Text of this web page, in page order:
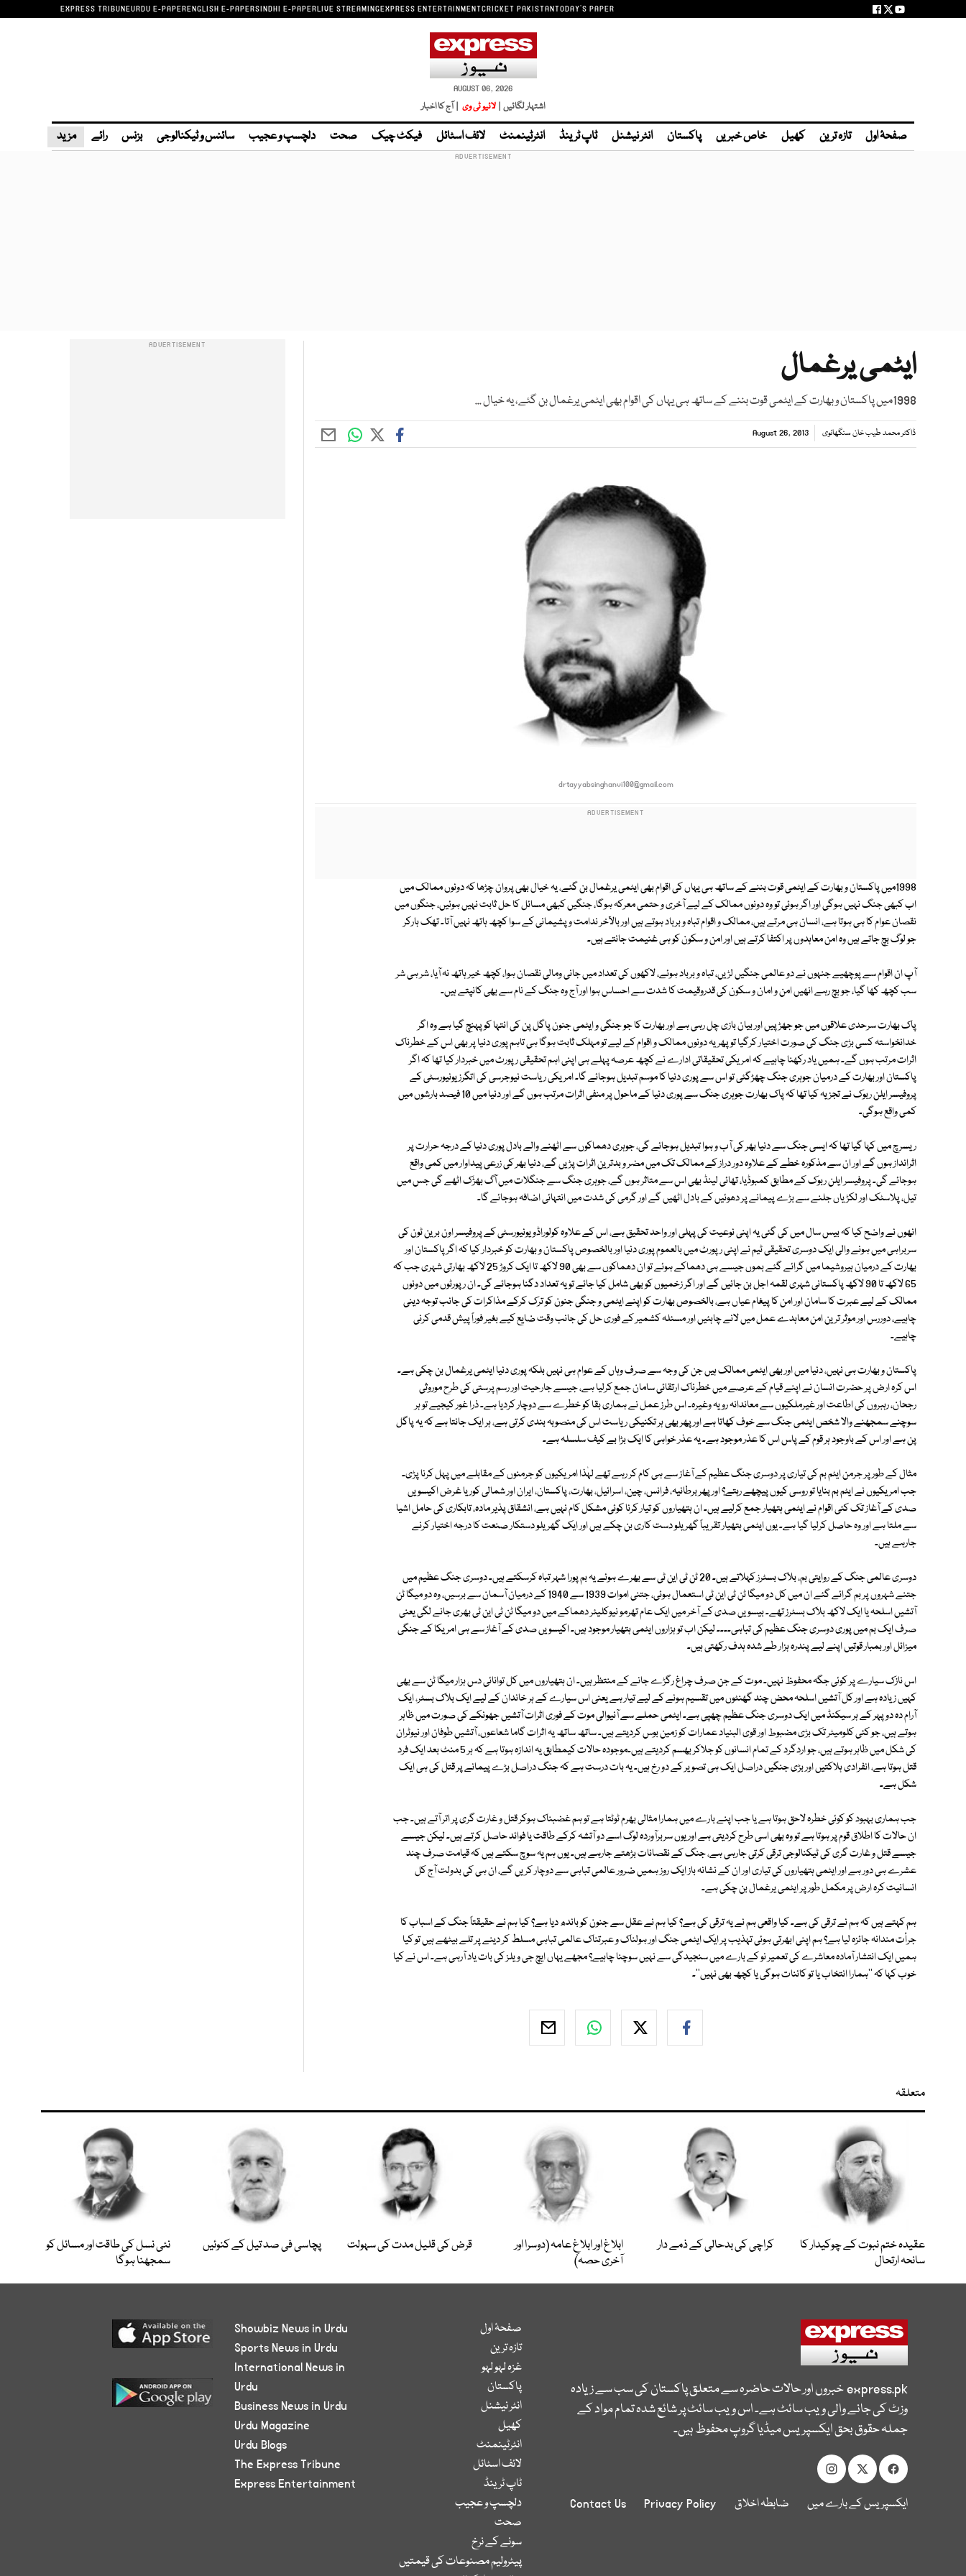
EXPRESS TRIBUNEURDU E-PAPERENGLISH E-PAPERSINDHI E-PAPERLIVE STREAMINGEXPRESS ENTERTAINMENTCRICKET PAKISTANTODAY'S PAPER
AUGUST 06, 2026
اشتہار لگائیں | لائیو ٹی وی | آج کا اخبار
صفحۂ اول تازہ ترین کھیل خاص خبریں پاکستان انٹر نیشنل ٹاپ ٹرینڈ انٹرٹینمنٹ لائف اسٹائل فیکٹ چیک صحت دلچسپ و عجیب سائنس و ٹیکنالوجی بزنس رائے مزید
ایٹمی یرغمال
1998میں پاکستان و بھارت کے ایٹمی قوت بننے کے ساتھ ہی یہاں کی اقوام بھی ایٹمی یرغمال بن گئے، یہ خیال ...
ڈاکٹر محمد طیب خان سنگھانوی August 26, 2013
drtayyabsinghanvi100@gmail.com
1998میں پاکستان و بھارت کے ایٹمی قوت بننے کے ساتھ ہی یہاں کی اقوام بھی ایٹمی یرغمال بن گئے، یہ خیال بھی پروان چڑھا کہ دونوں ممالک میں
اب کبھی جنگ نہیں ہوگی اور اگر ہوئی تو وہ دونوں ممالک کے لیے آخری و حتمی معرکہ ہوگا، جنگیں کبھی مسائل کا حل ثابت نہیں ہوئیں، جنگوں میں
نقصان عوام کا ہی ہوتا ہے، انسان ہی مرتے ہیں، ممالک و اقوام تباہ و برباد ہوتے ہیں اور بالآخر ندامت و پشیمانی کے سوا کچھ ہاتھ نہیں آتا۔ تھک ہارکر
جو لوگ بچ جاتے ہیں وہ امن معاہدوں پر اکتفا کرتے ہیں اور امن و سکون کو ہی غنیمت جانتے ہیں۔
آپ ان اقوام سے پوچھیے جنہوں نے دو عالمی جنگیں لڑیں، تباہ و برباد ہوئے، لاکھوں کی تعداد میں جانی ومالی نقصان ہوا، کچھ خیر ہاتھ نہ آیا، شر ہی شر
سب کچھ کھا گیا، جو بچ رہے انھیں امن و امان و سکون کی قدروقیمت کا شدت سے احساس ہوا اور آج وہ جنگ کے نام سے بھی کانپتے ہیں۔
پاک بھارت سرحدی علاقوں میں جو جھڑپیں اور بیان بازی چل رہی ہے اور بھارت کا جو جنگی و ایٹمی جنون پاگل پن کی انتہا کو پہنچ گیا ہے وہ اگر
خدانخواستہ کسی بڑی جنگ کی صورت اختیار کرگیا تو پھر یہ دونوں ممالک و اقوام کے لیے تو مہلک ثابت ہوگا ہی تاہم پوری دنیا پر بھی اس کے خطرناک
اثرات مرتب ہوں گے۔ ہمیں یاد رکھنا چاہیے کہ امریکی تحقیقاتی ادارے نے کچھ عرصہ پہلے ہی اپنی اہم تحقیقی رپورٹ میں خبردار کیا تھا کہ اگر
پاکستان اور بھارت کے درمیان جوہری جنگ چھڑگئی تو اس سے پوری دنیا کا موسم تبدیل ہوجائے گا۔ امریکی ریاست نیوجرسی کی اتگرز یونیورسٹی کے
پروفیسر ایلن ربوک نے تجزیہ کیا تھا کہ پاک بھارت جوہری جنگ سے پوری دنیا کے ماحول پر منفی اثرات مرتب ہوں گے اور دنیا میں 10 فیصد بارشوں میں
کمی واقع ہوگی۔
ریسرچ میں کہا گیا تھا کہ ایسی جنگ سے دنیا بھر کی آب و ہوا تبدیل ہوجائے گی، جوہری دھماکوں سے اٹھنے والے بادل پوری دنیا کے درجہ حرارت پر
اثرانداز ہوں گے اور ان سے مذکورہ خطے کے علاوہ دور دراز کے ممالک تک میں مضر و بدترین اثرات پڑیں گے، دنیا بھر کی زرعی پیداوار میں کمی واقع
ہوجائے گی۔ پروفیسر ایلن ربوک کے مطابق کمبوڈیا، تھائی لینڈ بھی اس سے متاثر ہوں گے، جوہری جنگ سے جنگلات میں آگ بھڑک اٹھے گی جس میں
تیل، پلاسٹک اور لکڑیاں جلنے سے بڑے پیمانے پر دھوئیں کے بادل اٹھیں گے اور گرمی کی شدت میں انتہائی اضافہ ہوجائے گا۔
انھوں نے واضح کیا کہ بیس سال میں کی گئی یہ اپنی نوعیت کی پہلی اور واحد تحقیق ہے، اس کے علاوہ کولوراڈو یونیورسٹی کے پروفیسر اون برین ٹون کی
سربراہی میں ہونے والی ایک دوسری تحقیقی ٹیم نے اپنی رپورٹ میں بالعموم پوری دنیا اور بالخصوص پاکستان و بھارت کو خبردار کیا کہ اگر پاکستان اور
بھارت کے درمیان ہیروشیما میں گرائے گئے بموں جیسے ہی دھماکے ہوئے تو ان دھماکوں سے بھی 90 لاکھ تا ایک کروڑ 25 لاکھ بھارتی شہری جب کہ
65 لاکھ تا 90 لاکھ پاکستانی شہری لقمہ اجل بن جائیں گے اور اگر زخمیوں کو بھی شامل کیا جائے تو یہ تعداد دگنا ہوجائے گی۔ ان رپورٹوں میں دونوں
ممالک کے لیے عبرت کا سامان اور امن کا پیغام عیاں ہے، بالخصوص بھارت کو اپنے ایٹمی و جنگی جنون کو ترک کرکے مذاکرات کی جانب توجہ دینی
چاہیے، دوررس اور موثر ترین امن معاہدے عمل میں لانے چاہئیں اور مسئلہ کشمیر کے فوری حل کی جانب وقت ضایع کیے بغیر فوراً پیش قدمی کرنی
چاہیے۔
پاکستان و بھارت ہی نہیں، دنیا میں اور بھی ایٹمی ممالک ہیں جن کی وجہ سے صرف وہاں کے عوام ہی نہیں بلکہ پوری دنیا ایٹمی یرغمال بن چکی ہے۔
اس کرہ ارض پر حضرت انسان نے اپنے قیام کے عرصے میں خطرناک ارتقائی سامان جمع کرلیا ہے، جیسے جارحیت اور رسم پرستی کی طرح موروثی
رجحان، رہبروں کی اطاعت اور غیرملکیوں سے معاندانہ رویہ وغیرہ۔ اس طرز عمل نے ہماری بقا کو خطرے سے دوچار کردیا ہے۔ ذرا غور کیجیے تو ہر
سوچنے سمجھنے والا شخص ایٹمی جنگ سے خوف کھاتا ہے اور پھر بھی ہر تکنیکی ریاست اس کی منصوبہ بندی کرتی ہے، ہر ایک جانتا ہے کہ یہ پاگل
پن ہے اور اس کے باوجود ہر قوم کے پاس اس کا عذر موجود ہے۔ یہ عذر خواہی کا ایک بڑا بے کیف سلسلہ ہے۔
مثال کے طور پر جرمن ایٹم بم کی تیاری پر دوسری جنگ عظیم کے آغاز سے ہی کام کر رہے تھے لہٰذا امریکیوں کو جرمنوں کے مقابلے میں پہل کرنا پڑی۔
جب امریکیوں نے ایٹم بم بنایا تو روسی کیوں پیچھے رہتے؟ اور پھر برطانیہ، فرانس، چین، اسرائیل، بھارت، پاکستان، ایران اور شمالی کوریا غرض اکیسویں
صدی کے آغاز تک کئی اقوام نے ایٹمی ہتھیار جمع کرلیے ہیں۔ ان ہتھیاروں کو تیار کرنا کوئی مشکل کام نہیں ہے، انشقاق پذیر مادہ، تابکاری کی حامل اشیا
سے ملتا ہے اور وہ حاصل کرلیا گیا ہے۔ یوں ایٹمی ہتھیار تقریباً گھریلو دست کاری بن چکے ہیں اور ایک گھریلو دستکار صنعت کا درجہ اختیار کرنے
جارہے ہیں۔
دوسری عالمی جنگ کے روایتی بم، بلاک بسٹرز کہلاتے ہیں۔ 20 ٹن ٹی این ٹی سے بھرے ہوئے یہ بم پورا شہر تباہ کرسکتے ہیں۔ دوسری جنگ عظیم میں
جتنے شہروں پر بم گرائے گئے ان میں کل دو میگا ٹن ٹی این ٹی استعمال ہوئی، جتنی اموات 1939 سے 1940 کے درمیان آسمان سے برسیں، وہ دو میگا ٹن
آتشیں اسلحہ یا ایک لاکھ بلاک بسٹرز تھے۔ بیسویں صدی کے آخر میں ایک عام تھرمو نیوکلیئر دھماکے میں دو میگا ٹن ٹی این ٹی بھری جانے لگی یعنی
صرف ایک بم میں پوری دوسری جنگ عظیم کی تباہی۔۔۔۔ لیکن اب تو ہزاروں ایٹمی ہتھیار موجود ہیں۔ اکیسویں صدی کے آغاز سے ہی امریکا کے جنگی
میزائل اور بمبار قوتیں اپنے لیے پندرہ ہزار طے شدہ ہدف رکھتی ہیں۔
اس نازک سیارے پر کوئی جگہ محفوظ نہیں۔ موت کے جن صرف چراغ رگڑے جانے کے منتظر ہیں۔ ان ہتھیاروں میں کل توانائی دس ہزار میگا ٹن سے بھی
کہیں زیادہ ہے اور کل آتشیں اسلحہ محض چند گھنٹوں میں تقسیم ہونے کے لیے تیار ہے یعنی اس سیارے کے ہر خاندان کے لیے ایک بلاک بسٹر، ایک
آرام دہ دوپہر کے ہر سیکنڈ میں ایک دوسری جنگ عظیم چھپی ہے۔ ایٹمی حملے سے آنیوالی موت کے فوری اثرات آتشیں جھونکے کی صورت میں ظاہر
ہوتے ہیں، جو کئی کلومیٹر تک بڑی مضبوط اور قوی البنیاد عمارات کو زمین بوس کردیتے ہیں۔ ساتھ ساتھ یہ اثرات گاما شعاعوں، آتشیں طوفان اور نیوٹران
کی شکل میں ظاہر ہوتے ہیں، جو اردگرد کے تمام انسانوں کو جلاکر بھسم کردیتے ہیں۔موجودہ حالات کیمطابق یہ اندازہ ہوتا ہے کہ ہر 5 منٹ بعد ایک فرد
قتل ہوتا ہے، انفرادی ہلاکتیں اور بڑی جنگیں دراصل ایک ہی تصویر کے دو رخ ہیں۔ یہ بات درست ہے کہ جنگ دراصل بڑے پیمانے پر قتل کی ہی ایک
شکل ہے۔
جب ہماری بہبود کو کوئی خطرہ لاحق ہوتا ہے یا جب اپنے بارے میں ہمارا مثالی بھرم ٹوٹتا ہے تو ہم غضبناک ہوکر قتل و غارت گری پر اتر آتے ہیں۔ جب
ان حالات کا اطلاق قوم پر ہوتا ہے تو وہ بھی اسی طرح کردیتی ہے اور یوں سربرآوردہ لوگ اسے دو آتشہ کرکے طاقت یا فوائد حاصل کرتے ہیں۔ لیکن جیسے
جیسے قتل و غارت گری کی ٹیکنالوجی ترقی کرتی جارہی ہے، جنگ کے نقصانات بڑھتے جارہے ہیں۔ یوں ہم یہ سوچ سکتے ہیں کہ قیامت صرف چند
عشرے ہی دور ہے اور ایٹمی ہتھیاروں کی تیاری اور ان کے نشانہ باز ایک روز ہمیں ضرور عالمی تباہی سے دوچار کریں گے، ان ہی کی بدولت آج کل
انسانیت کرہ ارض پر مکمل طور پر ایٹمی یرغمال بن چکی ہے۔
ہم کہتے ہیں کہ ہم نے ترقی کی ہے۔ کیا واقعی ہم نے یہ ترقی کی ہے؟ کیا ہم نے عقل سے جنون کو باندھ دیا ہے؟ کیا ہم نے حقیقتاً جنگ کے اسباب کا
جرأت مندانہ جائزہ لیا ہے؟ ہم اپنی ابھرتی ہوئی تہذیب پر ایک ایٹمی جنگ اور ہولناک و عبرتناک عالمی تباہی مسلط کر دینے پر تلے بیٹھے ہیں تو کیا
ہمیں ایک انتشار آمادہ معاشرے کی تعمیر نو کے بارے میں سنجیدگی سے نہیں سوچنا چاہیے؟ مجھے یہاں ایچ جی ویلز کی بات یاد آرہی ہے۔ اس نے کیا
خوب کہا کہ ''ہمارا انتخاب یا تو کائنات ہوگی یا کچھ بھی نہیں''۔
متعلقہ
عقیدہ ختم نبوت کے چوکیدار کا
سانحہ ارتحال
کراچی کی بدحالی کے ذمے دار
ابلاغ اور ابلاغِ عامہ (دوسرا اور
آخری حصہ)
قرض کی قلیل مدت کی سہولت پچاسی فی صد تیل کے کنوئیں
نئی نسل کی طاقت اور مسائل کو
سمجھنا ہوگا
express.pkخبروں اور حالات حاضرہ سے متعلق پاکستان کی سب سے زیادہ
وزٹ کی جانے والی ویب سائٹ ہے۔ اس ویب سائٹ پر شائع شدہ تمام مواد کے
جملہ حقوق بحق ایکسپریس میڈیا گروپ محفوظ ہیں۔
ایکسپریس کے بارے میں ضابطہ اخلاق Privacy Policy
Contact Us
صفحۂ اول
تازہ ترین
غزہ لہو لہو
پاکستان
انٹر نیشنل
کھیل
انٹرٹینمنٹ
لائف اسٹائل
ٹاپ ٹرینڈ
دلچسپ و عجیب
صحت
سونے کے نرخ
پیٹرولیم مصنوعات کی قیمتیں
Showbiz News in Urdu
Sports News in Urdu
International News in
Urdu
Business News in Urdu
Urdu Magazine
Urdu Blogs
The Express Tribune
Express Entertainment